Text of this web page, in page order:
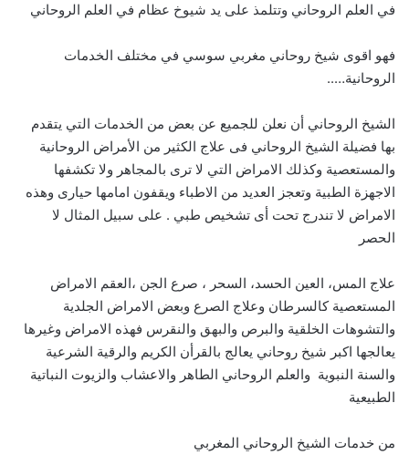
في العلم الروحاني وتتلمذ على يد شيوخ عظام في العلم الروحاني
فهو اقوى شيخ روحاني مغربي سوسي في مختلف الخدمات
الروحانية…..
الشيخ الروحاني أن نعلن للجميع عن بعض من الخدمات التي يتقدم
بها فضيلة الشيخ الروحاني فى علاج الكثير من الأمراض الروحانية
والمستعصية وكذلك الامراض التي لا ترى بالمجاهر ولا تكشفها
الاجهزة الطبية وتعجز العديد من الاطباء ويقفون امامها حيارى وهذه
الامراض لا تندرج تحت أى تشخيص طبي . على سبيل المثال لا
الحصر
علاج المس، العين الحسد، السحر ، صرع الجن ،العقم الامراض
المستعصية كالسرطان وعلاج الصرع وبعض الامراض الجلدية
والتشوهات الخلقية والبرص والبهق والنقرس فهذه الامراض وغيرها
يعالجها اكبر شيخ روحاني يعالج بالقرأن الكريم والرقية الشرعية
والسنة النبوية والعلم الروحاني الطاهر والاعشاب والزيوت النباتية
الطبيعية
من خدمات الشيخ الروحاني المغربي